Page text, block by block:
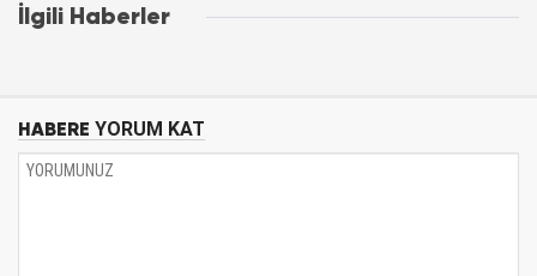
İlgili Haberler
HABERE YORUM KAT